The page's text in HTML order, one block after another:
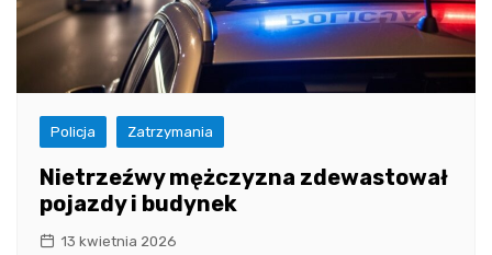
Policja Zatrzymania
Nietrzeźwy mężczyzna zdewastował
pojazdy i budynek
13 kwietnia 2026